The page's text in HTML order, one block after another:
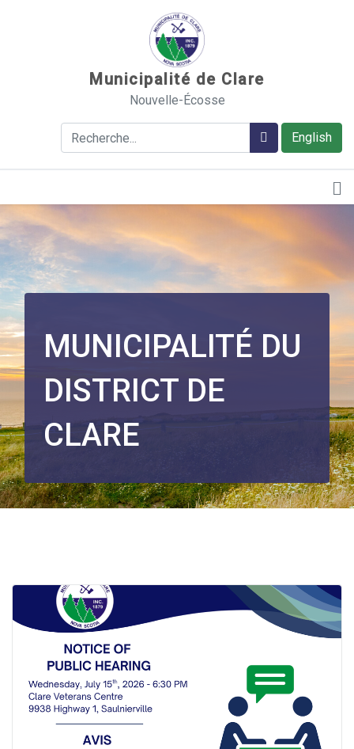
Municipalité de Clare
Nouvelle-Écosse
English
Rechercher Rechercher
MUNICIPALITÉ DU
DISTRICT DE
CLARE